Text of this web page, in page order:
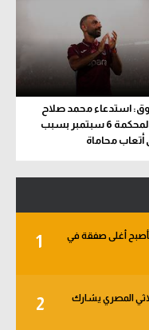
استدعاء محمد صلاح
أمام المحكمة 6 سبتمبر بسبب
محاماة
1
أغلى صفقة في
2
يبدأ من دور الـ 32.. والثلاثي المصري يشارك